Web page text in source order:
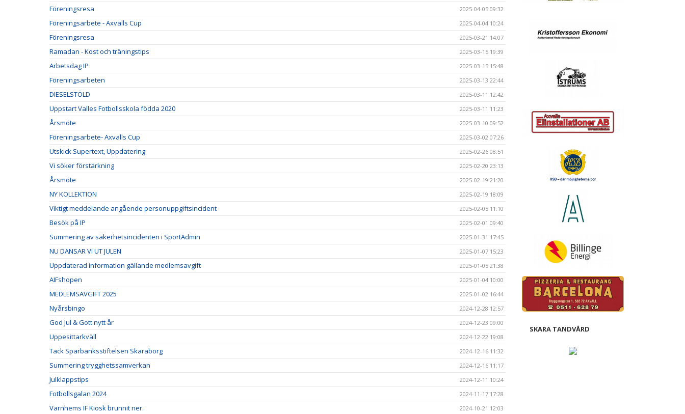
Föreningsresa 2025-04-05 09:32
Föreningsarbete - Axvalls Cup 2025-04-04 10:24
Föreningsresa 2025-03-21 14:07
Ramadan - Kost och träningstips 2025-03-15 19:39
Arbetsdag IP 2025-03-15 15:48
Föreningsarbeten 2025-03-13 22:44
DIESELSTÖLD 2025-03-11 12:42
Uppstart Valles Fotbollsskola födda 2020 2025-03-11 11:23
Årsmöte 2025-03-10 09:52
Föreningsarbete- Axvalls Cup 2025-03-02 07:26
Utskick Supertext, Uppdatering 2025-02-26 08:51
Vi söker förstärkning 2025-02-20 23:13
Årsmöte 2025-02-19 21:20
NY KOLLEKTION 2025-02-19 18:09
Viktigt meddelande angående personuppgiftsincident 2025-02-05 11:10
Besök på IP 2025-02-01 09:40
Summering av säkerhetsincidenten i SportAdmin 2025-01-31 17:45
NU DANSAR VI UT JULEN 2025-01-07 15:23
Uppdaterad information gällande medlemsavgift 2025-01-05 21:38
AIFshopen 2025-01-04 10:00
MEDLEMSAVGIFT 2025 2025-01-02 16:44
Nyårsbingo 2024-12-28 12:57
God Jul & Gott nytt år 2024-12-23 09:00
Uppesittarkväll 2024-12-22 19:08
Tack Sparbanksstiftelsen Skaraborg 2024-12-16 11:32
Summering trygghetssamverkan 2024-12-16 11:17
Julklappstips 2024-12-11 10:24
Fotbollsgalan 2024 2024-11-17 17:28
Varnhems IF Kiosk brunnit ner. 2024-10-21 12:03
SKARA TANDVÅRD